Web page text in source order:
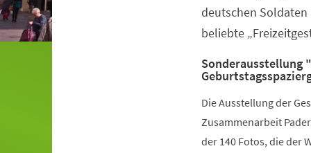
deutschen Soldaten
beliebte
Sonderausstellung
Die Ausstellung der
Zusammenarbeit
der 140 Fotos, die der